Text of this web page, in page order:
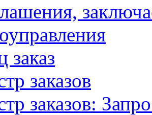
заказов
заказов: